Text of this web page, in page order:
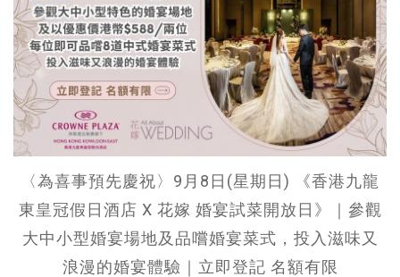
〈為喜事預先慶祝〉9月8日(星期日) 《香港九龍
東皇冠假日酒店 X 花嫁 婚宴試菜開放日》｜參觀
大中小型婚宴場地及品嚐婚宴菜式，投入滋味又
浪漫的婚宴體驗｜立即登記 名額有限